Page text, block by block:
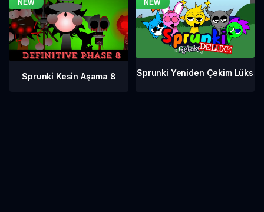
Sprunki Kesin Aşama 8 Sprunki Yeniden Çekim Lüks